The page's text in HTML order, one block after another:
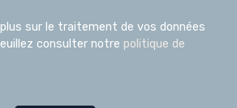
sur le traitement de vos données
consulter notre politique de